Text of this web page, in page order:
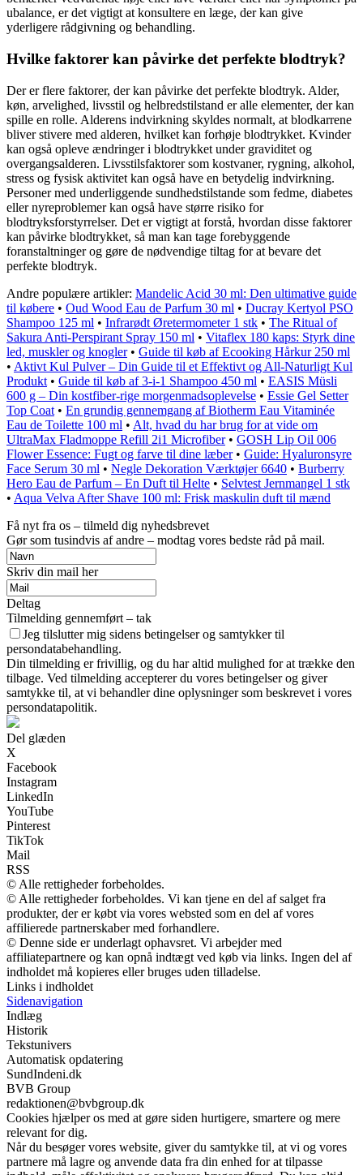
ubalance, er det vigtigt at konsultere en læge, der kan give
yderligere rådgivning og behandling.
Hvilke faktorer kan påvirke det perfekte blodtryk?
Der er flere faktorer, der kan påvirke det perfekte blodtryk. Alder,
køn, arvelighed, livsstil og helbredstilstand er alle elementer, der kan
spille en rolle. Alderens indvirkning skyldes normalt, at blodkarrene
bliver stivere med alderen, hvilket kan forhøje blodtrykket. Kvinder
kan også opleve ændringer i blodtrykket under graviditet og
overgangsalderen. Livsstilsfaktorer som kostvaner, rygning, alkohol,
stress og fysisk aktivitet kan også have en betydelig indvirkning.
Personer med underliggende sundhedstilstande som fedme, diabetes
eller nyreproblemer kan også have større risiko for
blodtryksforstyrrelser. Det er vigtigt at forstå, hvordan disse faktorer
kan påvirke blodtrykket, så man kan tage forebyggende
foranstaltninger og gøre de nødvendige tiltag for at bevare det
perfekte blodtryk.
Andre populære artikler: Mandelic Acid 30 ml: Den ultimative guide
til købere • Oud Wood Eau de Parfum 30 ml • Ducray Kertyol PSO
Shampoo 125 ml • Infrarødt Øretermometer 1 stk • The Ritual of
Sakura Anti-Perspirant Spray 150 ml • Vitaflex 180 kaps: Styrk dine
led, muskler og knogler• Guide til køb af Ecooking Hårkur 250 ml
• Aktivt Kul Pulver – Din Guide til et Effektivt og All-Naturligt Kul
Produkt • Guide til køb af 3-i-1 Shampoo 450 ml • EASIS Müsli
600 g – Din kostfiber-rige morgenmadsoplevelse • Essie Gel Setter
Top Coat • En grundig gennemgang af Biotherm Eau Vitaminée
Eau de Toilette 100 ml • Alt, hvad du har brug for at vide om
UltraMax Fladmoppe Refill 2i1 Microfiber• GOSH Lip Oil 006
Flower Essence: Fugt og farve til dine læber• Guide: Hyaluronsyre
Face Serum 30 ml • Negle Dekoration Værktøjer 6640 • Burberry
Hero Eau de Parfum – En Duft til Helte • Selvtest Jernmangel 1 stk
• Aqua Velva After Shave 100 ml: Frisk maskulin duft til mænd
Få nyt fra os – tilmeld dig nyhedsbrevet
Gør som tusindvis af andre – modtag vores bedste råd på mail.
Skriv din mail her
Deltag
Tilmelding gennemført – tak
Jeg tilslutter mig sidens betingelser og samtykker til
persondatabehandling.
Din tilmelding er frivillig, og du har altid mulighed for at trække den
tilbage. Ved tilmelding accepterer du vores betingelser og giver
samtykke til, at vi behandler dine oplysninger som beskrevet i vores
persondatapolitik.
Del glæden
X
Facebook
Instagram
LinkedIn
YouTube
Pinterest
TikTok
Mail
RSS
© Alle rettigheder forbeholdes.
© Alle rettigheder forbeholdes. Vi kan tjene en del af salget fra
produkter, der er købt via vores websted som en del af vores
affilierede partnerskaber med forhandlere.
© Denne side er underlagt ophavsret. Vi arbejder med
affiliatepartnere og kan opnå indtægt ved køb via links. Ingen del af
indholdet må kopieres eller bruges uden tilladelse.
Links i indholdet
Sidenavigation
Indlæg
Historik
Tekstunivers
Automatisk opdatering
SundIndeni.dk
BVB Group
redaktionen@bvbgroup.dk
Cookies hjælper os med at gøre siden hurtigere, smartere og mere
relevant for dig.
Når du besøger vores website, giver du samtykke til, at vi og vores
partnere må lagre og anvende data fra din enhed for at tilpasse